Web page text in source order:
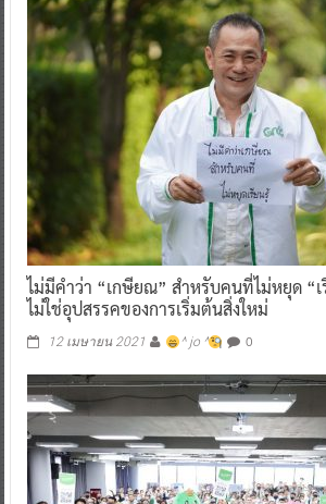
ไม่มีคำว่า “เกษียณ” สำหรับคนที่ไม่หยุด “เ
ไม่ใช่อุปสรรคของการเริ่มต้นสิ่งใหม่
12 เมษายน 2021 ^ jo ^ 0